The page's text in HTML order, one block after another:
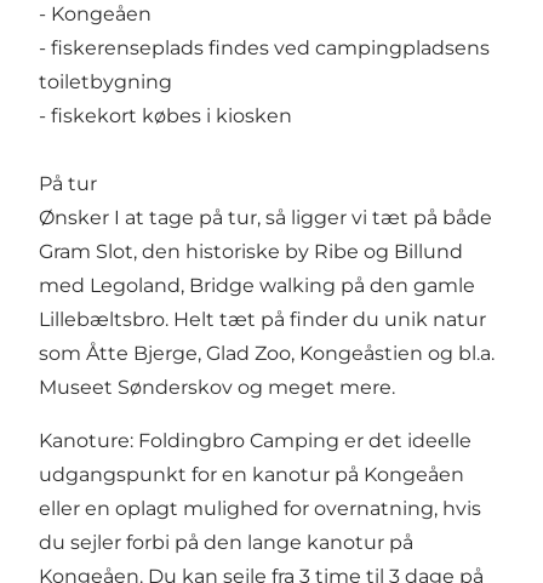
- Kongeåen
- fiskerenseplads findes ved campingpladsens
toiletbygning
- fiskekort købes i kiosken
På tur
Ønsker I at tage på tur, så ligger vi tæt på både
Gram Slot, den historiske by Ribe og Billund
med Legoland, Bridge walking på den gamle
Lillebæltsbro. Helt tæt på finder du unik natur
som Åtte Bjerge, Glad Zoo, Kongeåstien og bl.a.
Museet Sønderskov og meget mere.
Kanoture: Foldingbro Camping er det ideelle
udgangspunkt for en kanotur på Kongeåen
eller en oplagt mulighed for overnatning, hvis
du sejler forbi på den lange kanotur på
Kongeåen. Du kan sejle fra 3 time til 3 dage på